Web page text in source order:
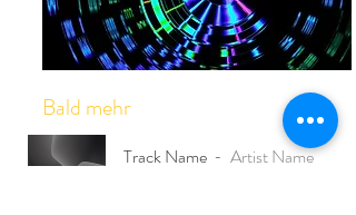
Bald mehr
Track Name Artist Name